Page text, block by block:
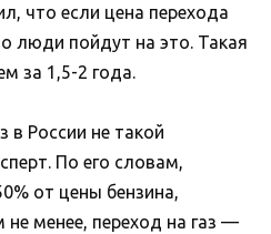
что если цена перехода
люди пойдут на это. Такая
за 1,5-2 года.
в России не такой
По его словам,
от цены бензина,
не менее, переход на газ —